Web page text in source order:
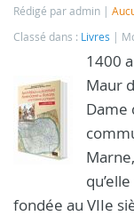
Rédigé par admin
Classé dans : Livres
1400
Maur
Dame
fondée au VIIe